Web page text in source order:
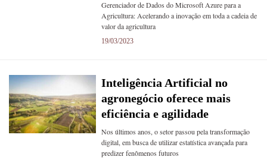
Gerenciador de Dados do Microsoft Azure para a
Agricultura: Acelerando a inovação em toda a cadeia de
valor da agricultura
19/03/2023
Inteligência Artificial no
agronegócio oferece mais
eficiência e agilidade
Nos últimos anos, o setor passou pela transformação
digital, em busca de utilizar estatística avançada para
predizer fenômenos futuros